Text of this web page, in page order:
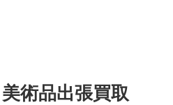
美術品出張買取